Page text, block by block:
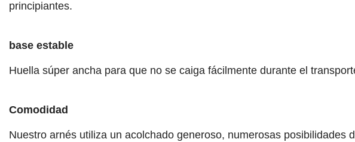
principiantes.
base estable
Huella súper ancha para que no se caiga fácilmente durante el
Comodidad
Nuestro arnés utiliza un acolchado generoso, numerosas